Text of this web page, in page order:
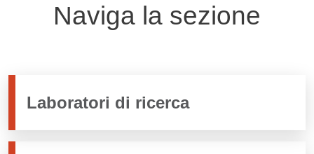
Naviga la sezione
Laboratori di ricerca